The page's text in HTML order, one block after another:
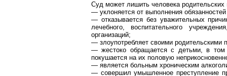
Суд может лишить человека родительских
— уклоняется от выполнения
— отказывается без уважительных
лечебного, воспитательного
организаций;
— злоупотребляет своими родительскими
— жестоко обращается с детьми, в том
покушается на их половую
— является больным хроническим
— совершил умышленное преступление